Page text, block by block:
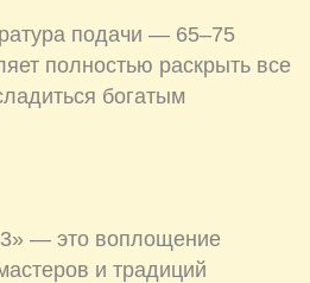
подачи — 65–75
полностью раскрыть все
богатым
— это воплощение
и традиций